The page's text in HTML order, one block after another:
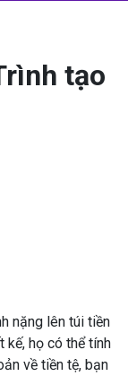
tạo
nặng lên túi tiền
kế, họ có thể tính
về tiền tệ, bạn